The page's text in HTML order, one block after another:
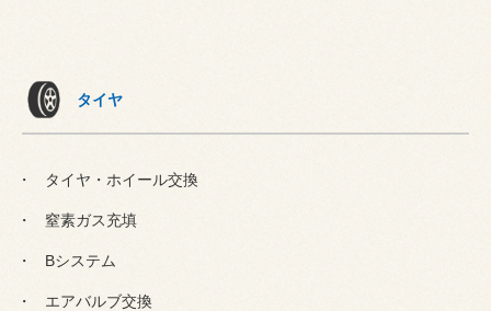
タイヤ
タイヤ・ホイール交換
窒素ガス充填
Bシステム
エアバルブ交換